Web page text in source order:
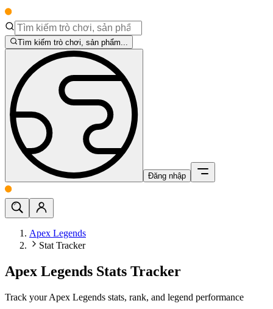
Tìm kiếm trò chơi, sản phẩm...
Đăng nhập
Apex Legends
Stat Tracker
Apex Legends Stats Tracker
Track your Apex Legends stats, rank, and legend performance